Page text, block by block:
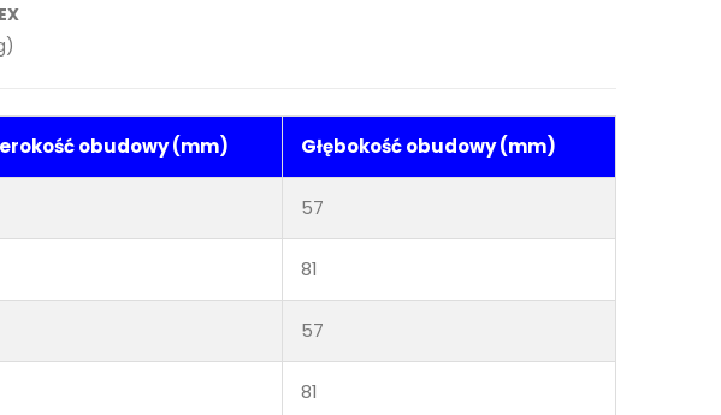
obudowy (mm) Głębokość obudowy (mm)
57
81
57
81